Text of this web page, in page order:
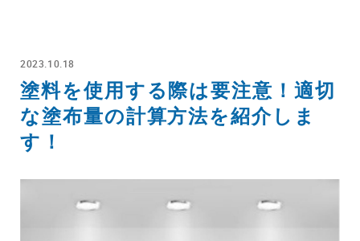
2023.10.18
塗料を使用する際は要注意！適切
な塗布量の計算方法を紹介しま
す！